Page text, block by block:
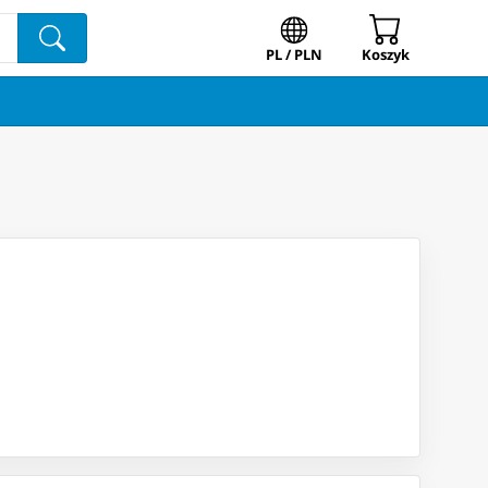
PL / PLN Koszyk